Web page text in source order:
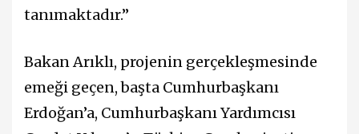
tanımaktadır.”
Bakan Arıklı, projenin gerçekleşmesinde
emeği geçen, başta Cumhurbaşkanı
Erdoğan’a, Cumhurbaşkanı Yardımcısı